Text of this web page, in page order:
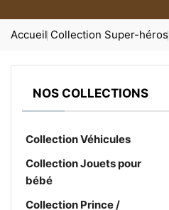
Accueil Collection Super-héros
NOS COLLECTIONS
Collection Véhicules
Collection Jouets pour
bébé
Collection Prince /